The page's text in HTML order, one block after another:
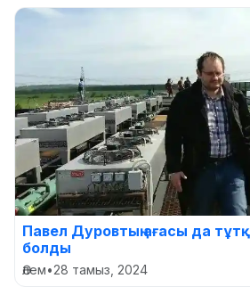
Павел Дуровтың ағасы да
болды
Әлем•28 тамыз, 2024